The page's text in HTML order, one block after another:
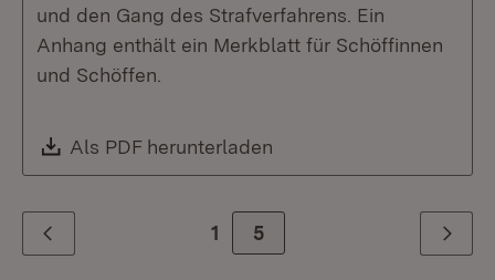
und den Gang des Strafverfahrens. Ein
Anhang enthält ein Merkblatt für Schöffinnen
und Schöffen.
Download:
Als PDF herunterladen
Zurück 1 Zur Seite
5 Weiter